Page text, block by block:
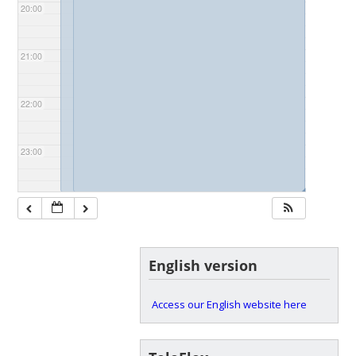
20:00
21:00
22:00
23:00
◢◢
English version
Access our English website here